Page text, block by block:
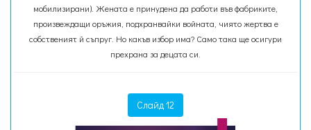
мобилизирани). Жената е принудена да работи във фабриките,
произвеждащи оръжия, подхранвайки войната, чиято жертва е
собственият й съпруг. Но какъв избор има? Само така ще осигури
прехрана за децата си.
Слайд 12